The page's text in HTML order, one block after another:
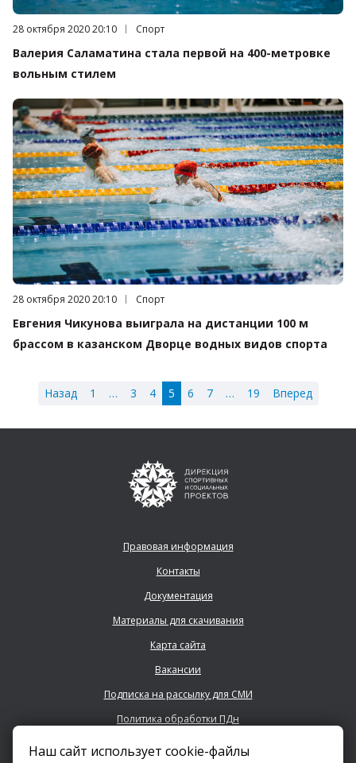
Дата публикации:
28 октября 2020 20:10 Категория:
Спорт
Валерия Саламатина стала первой на 400-метровке
вольным стилем
Дата публикации:
28 октября 2020 20:10 Категория:
Спорт
Евгения Чикунова выиграла на дистанции 100 м
брассом в казанском Дворце водных видов спорта
Назад 1 … 3 4 5 6 7 … 19 Вперед
Правовая информация
Контакты
Документация
Материалы для скачивания
Карта сайта
Вакансии
Подписка на рассылку для СМИ
Политика обработки ПДн
Наш сайт использует cookie-файлы